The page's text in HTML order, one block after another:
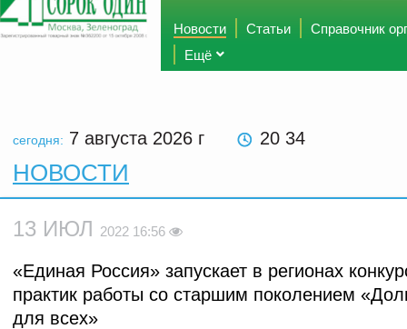
Новости Статьи
Справочник
Ещё
сегодня: 7 августа 2026 г 20 34
НОВОСТИ
13 ИЮЛ 2022 16:56
«Единая Россия» запускает в регионах
практик работы со старшим поколением
для всех»